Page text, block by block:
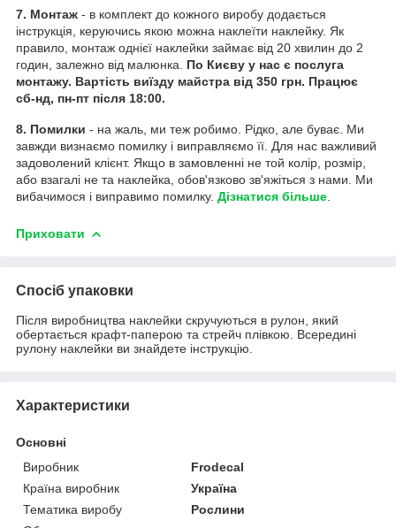
7. Монтаж - в комплект до кожного виробу додається
інструкція, керуючись якою можна наклеїти наклейку. Як
правило, монтаж однієї наклейки займає від 20 хвилин до 2
годин, залежно від малюнка. По Києву у нас є послуга
монтажу. Вартість виїзду майстра від 350 грн. Працює
сб-нд, пн-пт після 18:00.
8. Помилки - на жаль, ми теж робимо. Рідко, але буває. Ми
завжди визнаємо помилку і виправляємо її. Для нас важливий
задоволений клієнт. Якщо в замовленні не той колір, розмір,
або взагалі не та наклейка, обов'язково зв'яжіться з нами. Ми
вибачимося і виправимо помилку. Дізнатися більше
Приховати
Спосіб упаковки
Після виробництва наклейки скручуються в рулон, який
обертається крафт-паперою та стрейч плівкою. Всередині
рулону наклейки ви знайдете інструкцію.
Характеристики
Основні
Виробник
Frodecal
Країна виробник
Україна
Тематика виробу
Рослини